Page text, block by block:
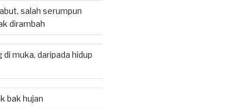
salah serumpun
dirambah
muka, daripada hidup
bak hujan